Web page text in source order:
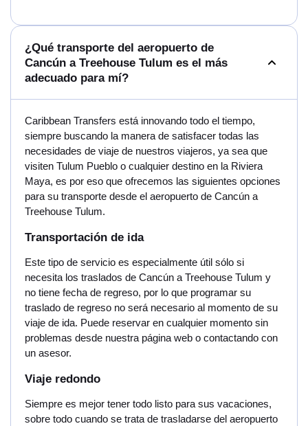
¿Qué transporte del aeropuerto de
Cancún a Treehouse Tulum es el más
adecuado para mí?
Caribbean Transfers está innovando todo el tiempo,
siempre buscando la manera de satisfacer todas las
necesidades de viaje de nuestros viajeros, ya sea que
visiten Tulum Pueblo o cualquier destino en la Riviera
Maya, es por eso que ofrecemos las siguientes opciones
para su transporte desde el aeropuerto de Cancún a
Treehouse Tulum.
Transportación de ida
Este tipo de servicio es especialmente útil sólo si
necesita los traslados de Cancún a Treehouse Tulum y
no tiene fecha de regreso, por lo que programar su
traslado de regreso no será necesario al momento de su
viaje de ida. Puede reservar en cualquier momento sin
problemas desde nuestra página web o contactando con
un asesor.
Viaje redondo
Siempre es mejor tener todo listo para sus vacaciones,
sobre todo cuando se trata de trasladarse del aeropuerto